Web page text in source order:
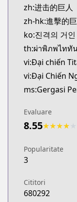
zh:进击的巨人
zh-hk:進擊的
ko:진격의 거인
th:ผ่าพิภพไททั
vi:Đại chiến
vi:Đại Chiến
ms:Gergasi
Evaluare
8.55★★★★
Popularitate
3
Cititori
680292